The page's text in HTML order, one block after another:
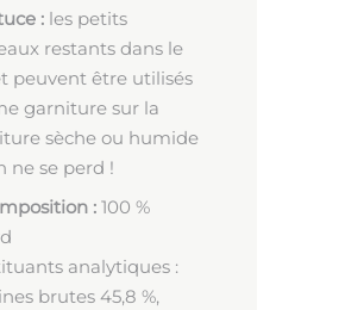
: les petits
restants dans le
peuvent être utilisés
garniture sur la
sèche ou humide
ne se perd !
: 100 %
analytiques :
brutes 45,8 %,